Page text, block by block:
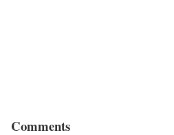
Comments